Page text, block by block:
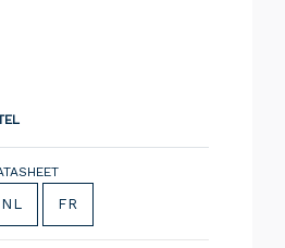
NL FR